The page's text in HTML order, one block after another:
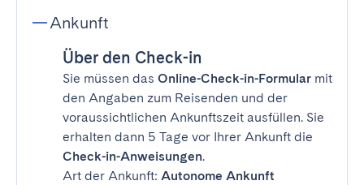
Ankunft
Über den Check-in
Sie müssen das Online-Check-in-Formular mit
den Angaben zum Reisenden und der
voraussichtlichen Ankunftszeit ausfüllen. Sie
erhalten dann 5 Tage vor Ihrer Ankunft die
Check-in-Anweisungen.
Art der Ankunft: Autonome Ankunft